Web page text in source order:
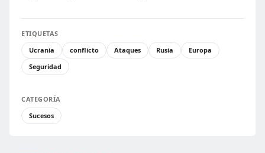
ETIQUETAS
Ucrania
conflicto Ataques Rusia
Europa
Seguridad
CATEGORÍA
Sucesos